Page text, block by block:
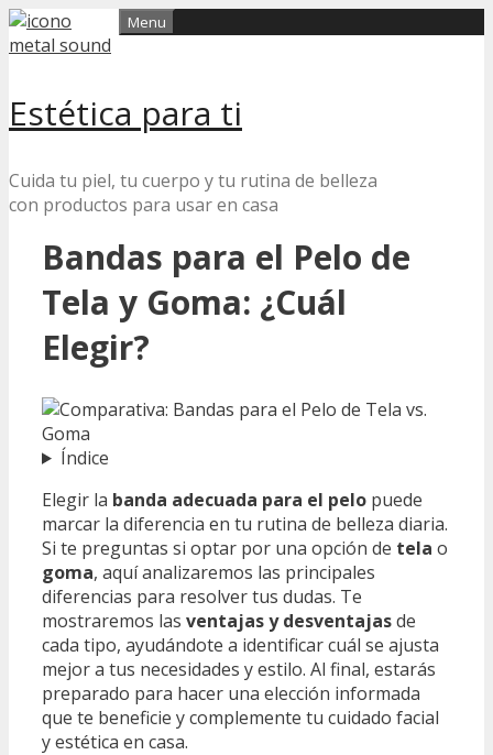
Skip
to
Estética para ti
Cuida tu piel, tu cuerpo y tu rutina de belleza
con productos para usar en casa
Menu
Bandas para el Pelo de
Tela y Goma: ¿Cuál
Elegir?
Índice
Elegir la banda adecuada para el pelo puede
marcar la diferencia en tu rutina de belleza diaria.
Si te preguntas si optar por una opción de tela o
goma, aquí analizaremos las principales
diferencias para resolver tus dudas. Te
mostraremos las ventajas y desventajasde
cada tipo, ayudándote a identificar cuál se ajusta
mejor a tus necesidades y estilo. Al final, estarás
preparado para hacer una elección informada
que te beneficie y complemente tu cuidado facial
y estética en casa.